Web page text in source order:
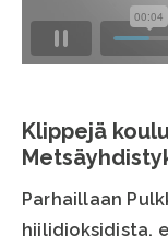
Klippejä
Parhaillaan
hiilidioksidista,